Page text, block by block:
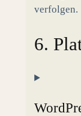
verfolgen.
6.